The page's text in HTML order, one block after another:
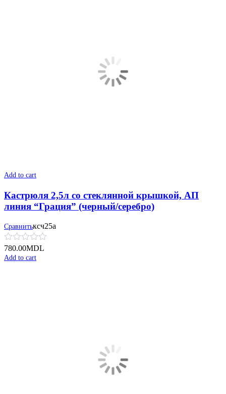
Add to cart
Кастрюля 2,5л со стеклянной крышкой, АП
линия “Грация” (черный/серебро)
Сравнитьксч25а
780.00MDL
Add to cart